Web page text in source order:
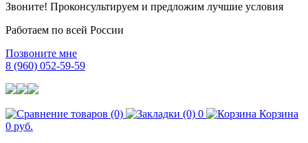
Звоните! Проконсультируем и предложим лучшие условия
Работаем по всей России
Позвоните мне
8 (960) 052-59-59
0
Корзина
0 руб.